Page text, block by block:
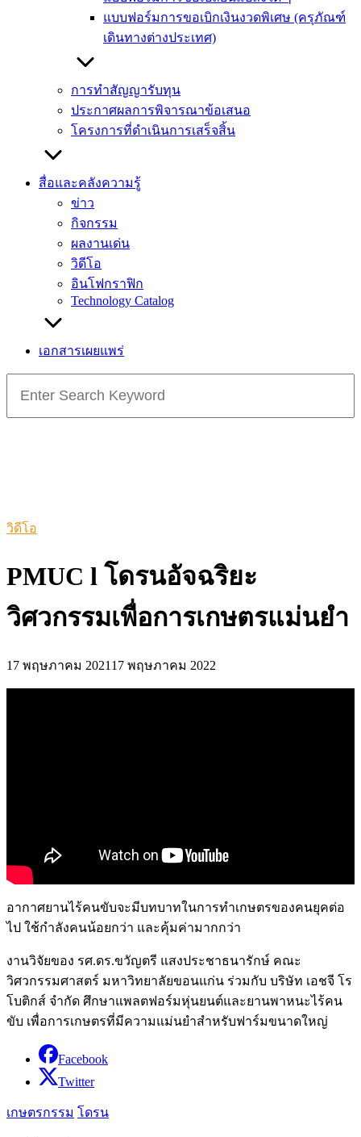
แบบฟอร์มการขอเบิกเงินงวดพิเศษ (ครุภัณฑ์
เดินทางต่างประเทศ)
การทำสัญญารับทุน
ประกาศผลการพิจารณาข้อเสนอ
โครงการที่ดำเนินการเสร็จสิ้น
สื่อและคลังความรู้
ข่าว
กิจกรรม
ผลงานเด่น
วิดีโอ
อินโฟกราฟิก
Technology Catalog
เอกสารเผยแพร่
for:
วิดีโอ
PMUC l โดรนอัจฉริยะ
วิศวกรรมเพื่อการเกษตรแม่นยำ
17 พฤษภาคม 2021 17 พฤษภาคม 2022
อากาศยานไร้คนขับจะมีบทบาทในการทำเกษตรของคนยุคต่อ
ไป ใช้กำลังคนน้อยกว่า และคุ้มค่ามากกว่า
งานวิจัยของ รศ.ดร.ขวัญตรี แสงประชาธนารักษ์ คณะ
วิศวกรรมศาสตร์ มหาวิทยาลัยขอนแก่น ร่วมกับ บริษัท เอชจี โร
โบติกส์ จำกัด ศึกษาแพลตฟอร์มหุ่นยนต์และยานพาหนะไร้คน
ขับ เพื่อการเกษตรที่มีความแม่นยำสำหรับฟาร์มขนาดใหญ่
Facebook
Twitter
เกษตรกรรม โดรน